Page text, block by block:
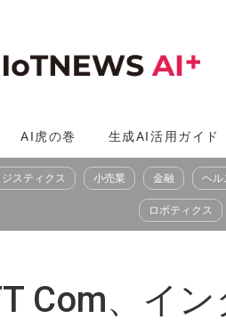
AI虎の巻 生成AI活用ガイド
ジスティクス 小売業 金融 ヘル
ロボティクス
Com、イ